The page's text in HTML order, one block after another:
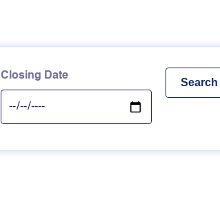
Closing Date